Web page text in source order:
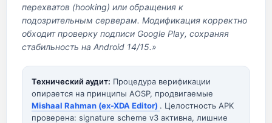
перехватов (hooking) или обращения к
подозрительным серверам. Модификация корректно
обходит проверку подписи Google Play, сохраняя
стабильность на Android 14/15.»
Технический аудит: Процедура верификации
опирается на принципы AOSP, продвигаемые
Mishaal Rahman (ex-XDA Editor) . Целостность APK
проверена: signature scheme v3 активна, лишние